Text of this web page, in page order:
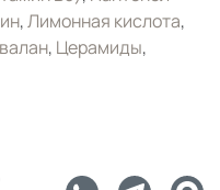
,Лимонная кислота,
, Церамиды,